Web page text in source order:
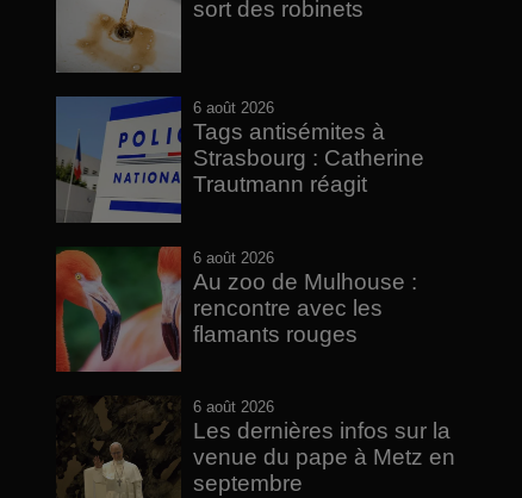
sort des robinets
6 août 2026
Tags antisémites à
Strasbourg : Catherine
Trautmann réagit
6 août 2026
Au zoo de Mulhouse :
rencontre avec les
flamants rouges
6 août 2026
Les dernières infos sur la
venue du pape à Metz en
septembre